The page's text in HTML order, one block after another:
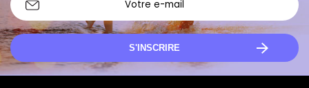
S'INSCRIRE